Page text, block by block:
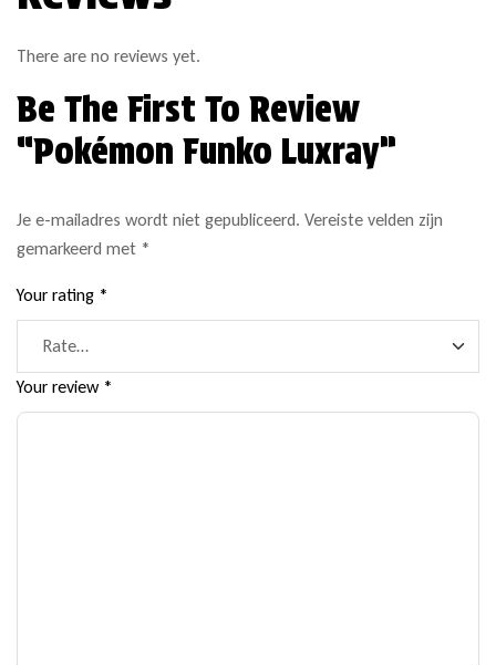
There are no reviews yet.
Be The First To Review
“Pokémon Funko Luxray”
Je e-mailadres wordt niet gepubliceerd. Vereiste velden zijn
gemarkeerd met *
Your rating *
Your review *